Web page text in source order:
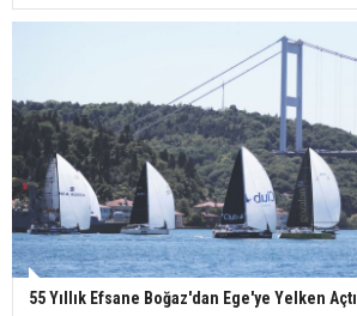
55 Yıllık Efsane Boğaz'dan Ege'ye Yelken Açtı